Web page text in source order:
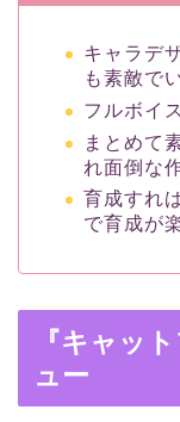
キャラデ
も素敵で
フルボイ
まとめて
れ面倒な
育成すれ
で育成が
『キャッ
ュー